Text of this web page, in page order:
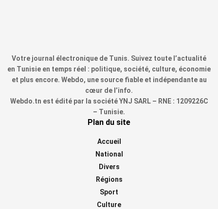
Votre journal électronique de Tunis. Suivez toute l’actualité
en Tunisie en temps réel : politique, société, culture, économie
et plus encore. Webdo, une source fiable et indépendante au
cœur de l’info.
Webdo.tn est édité par la société YNJ SARL – RNE : 1209226C
– Tunisie.
Plan du site
Accueil
National
Divers
Régions
Sport
Culture